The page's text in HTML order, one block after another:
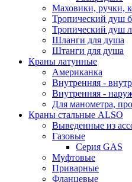
Маховики, ручки,
Тропический душ
Тропический душ
Шланги для душа
Штанги для душа
Краны латунные
Американка
Внутренняя -
Внутренняя -
Для манометра,
Краны стальные ALSO
Выведенные из
Газовые
Серия GAS
Муфтовые
Приварные
Фланцевые